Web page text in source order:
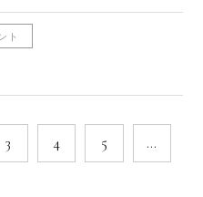
ト
3 4 5 …